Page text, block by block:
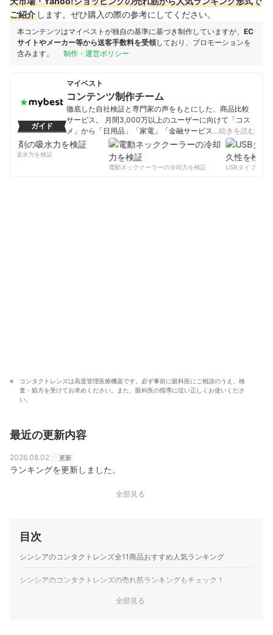
ご紹介 します。ぜひ購入の際の参考にしてください。
本コンテンツはマイベストが独自の基準に基づき制作していますが、 EC
サイトやメーカー等から送客手数料を受領しており、プロモーションを
含みます。
制作・運営ポリシー
ガイド
マイベスト
コンテンツ制作チーム
徹底した自社検証と専門家の声をもとにした、商品比較
サービス。 月間3,000万以上のユーザーに向けて「コス
メ」から「日用品」「家電」「金融サービス」まで、ベ
ストな商品を選んでもらうために、毎日コンテンツを制
コンテンツ制作チームのプロフィール
…続きを読む
の吸水力を検証
電動ネッククーラーの冷却力を検証
USBタイプCケー
コンタクトレンズは高度管理医療機器です。必ず事前に眼科医にご相談のうえ、検
査・処方を受けてお求めください。また、眼科医の指導に従い正しくお使いくださ
い。
最近の更新内容
2026.08.02 更新
ランキングを更新しました。
全部見る
目次
シンシアのコンタクトレンズ全11商品おすすめ人気ランキング
シンシアのコンタクトレンズの売れ筋ランキングもチェック！
全部見る